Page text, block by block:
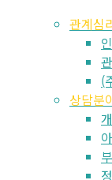
관계심
(
상담분